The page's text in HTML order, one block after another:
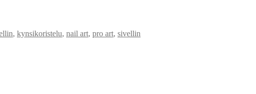
, kynsikoristelu, nail art, pro art, sivellin